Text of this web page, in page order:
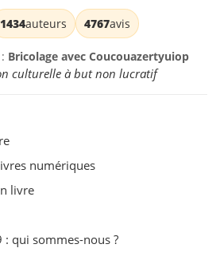
1434auteurs 4767avis
Bricolage avec Coucouazertyuiop
culturelle à but non lucratif
numériques
livre
qui sommes-nous ?